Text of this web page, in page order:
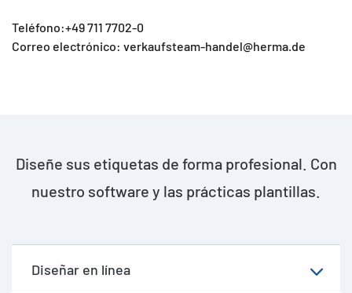
Teléfono:+49 711 7702-0
Correo electrónico: verkaufsteam-handel@herma.de
Diseñe sus etiquetas de forma profesional. Con
nuestro software y las prácticas plantillas.
Diseñar en línea